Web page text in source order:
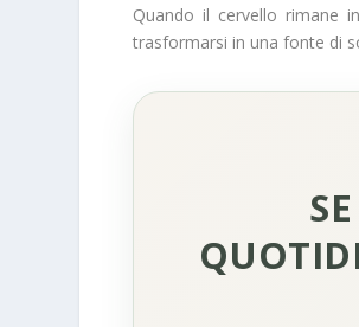
Quando il cervello rimane
trasformarsi in una fonte di